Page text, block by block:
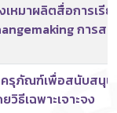
เหมาผลิตสื่อการเ
การส
ครุภัณฑ์เพื่อสนับสนุ
ธีเฉพาะเจาะจง